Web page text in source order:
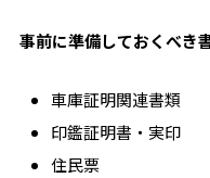
事前に準備しておくべき
車庫証明関連書類
印鑑証明書・実印
住民票